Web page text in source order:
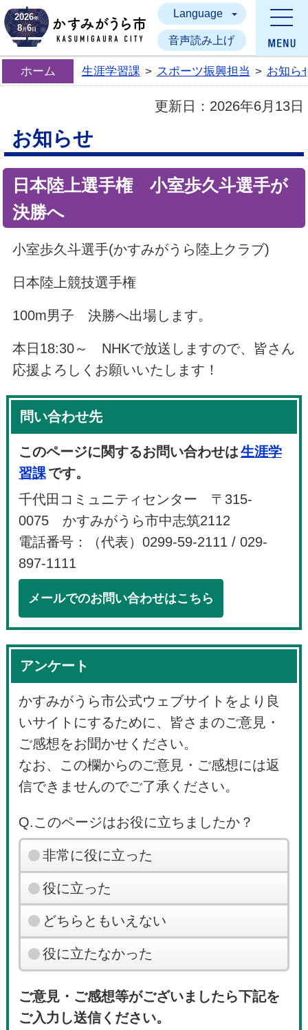
かすみがうら市
2026年
8月6日
Language
音声読み上げ
ホーム 生涯学習課 > スポーツ振興担当 > お知ら
更新日： 2026年6月13日
お知らせ
日本陸上選手権 小室歩久斗選手が
決勝へ
小室歩久斗選手(かすみがうら陸上クラブ)
日本陸上競技選手権
100m男子 決勝へ出場します。
本日18:30～ NHKで放送しますので、皆さん
応援よろしくお願いいたします！
問い合わせ先
このページに関するお問い合わせは生涯学
習課です。
千代田コミュニティセンター 〒315-
0075 かすみがうら市中志筑2112
電話番号：（代表）0299-59-2111 / 029-
897-1111
メールでのお問い合わせはこちら
アンケート
かすみがうら市公式ウェブサイトをより良
いサイトにするために、皆さまのご意見・
ご感想をお聞かせください。
なお、この欄からのご意見・ご感想には返
信できませんのでご了承ください。
Q.このページはお役に立ちましたか？
非常に役に立った
役に立った
どちらともいえない
役に立たなかった
ご意見・ご感想等がございましたら下記を
ご入力し送信ください。